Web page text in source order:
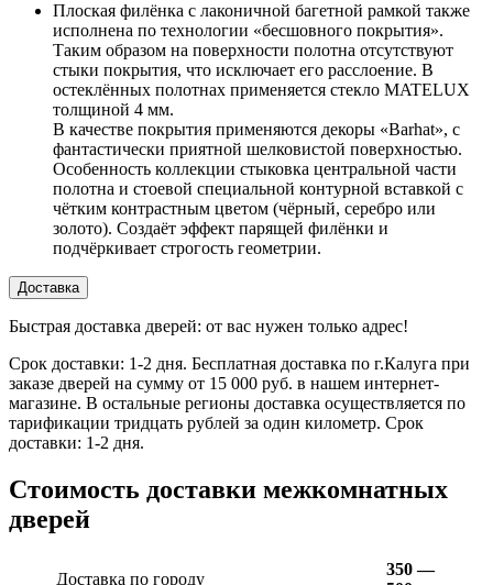
Плоская филёнка с лаконичной багетной рамкой также
исполнена по технологии «бесшовного покрытия».
Таким образом на поверхности полотна отсутствуют
стыки покрытия, что исключает его расслоение. В
остеклённых полотнах применяется стекло MATELUX
толщиной 4 мм.
В качестве покрытия применяются декоры «Barhat», c
фантастически приятной шелковистой поверхностью.
Особенность коллекции стыковка центральной части
полотна и стоевой специальной контурной вставкой с
чётким контрастным цветом (чёрный, серебро или
золото). Создаёт эффект парящей филёнки и
подчёркивает строгость геометрии.
Доставка
Быстрая доставка дверей: от вас нужен только адрес!
Срок доставки: 1-2 дня. Бесплатная доставка по г.Калуга при
заказе дверей на сумму от 15 000 руб. в нашем интернет-
магазине. В остальные регионы доставка осуществляется по
тарификации тридцать рублей за один километр. Срок
доставки: 1-2 дня.
Стоимость доставки межкомнатных
дверей
Доставка по городу
350 —